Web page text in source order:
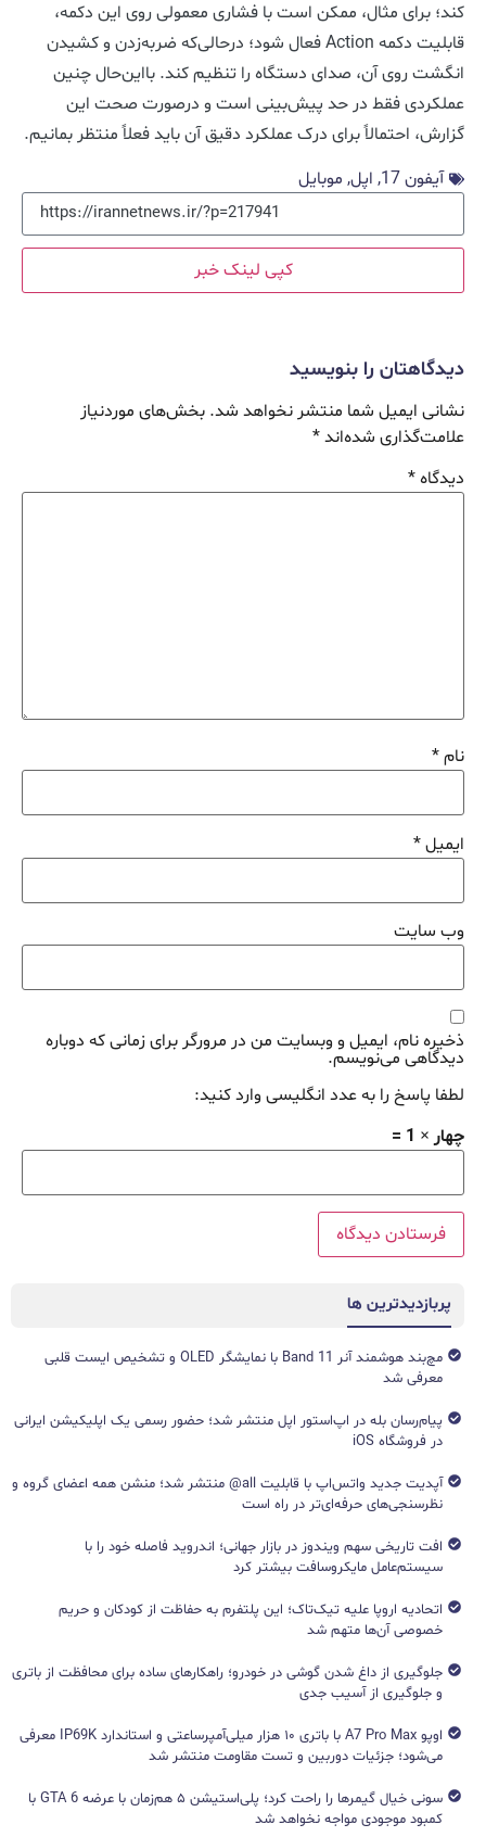
کند؛ برای مثال، ممکن است با فشاری معمولی روی این دکمه،
قابلیت دکمه Action فعال شود؛ درحالی‌که ضربه‌زدن و کشیدن
انگشت روی آن، صدای دستگاه را تنظیم کند. بااین‌حال چنین
عملکردی فقط در حد پیش‌بینی است و درصورت صحت این
گزارش، احتمالاً برای درک عملکرد دقیق آن باید فعلاً منتظر بمانیم.
آیفون 17
, اپل, موبایل
کپی لینک خبر
دیدگاهتان را بنویسید
نشانی ایمیل شما منتشر نخواهد شد. بخش‌های موردنیاز
علامت‌گذاری شده‌اند*
دیدگاه*
نام*
ایمیل*
وب‌ سایت
ذخیره نام، ایمیل و وبسایت من در مرورگر برای زمانی که دوباره
دیدگاهی می‌نویسم.
لطفا پاسخ را به عدد انگلیسی وارد کنید:
چهار × 1 =
پربازدیدترین ها
مچ‌بند هوشمند آنر Band 11 با نمایشگر OLED و تشخیص ایست قلبی
معرفی شد
پیام‌رسان بله در اپ‌استور اپل منتشر شد؛ حضور رسمی یک اپلیکیشن ایرانی
در فروشگاه iOS
آپدیت جدید واتس‌اپ با قابلیت all@ منتشر شد؛ منشن همه اعضای گروه و
نظرسنجی‌های حرفه‌ای‌تر در راه است
افت تاریخی سهم ویندوز در بازار جهانی؛ اندروید فاصله خود را با
سیستم‌عامل مایکروسافت بیشتر کرد
اتحادیه اروپا علیه تیک‌تاک؛ این پلتفرم به حفاظت از کودکان و حریم
خصوصی آن‌ها متهم شد
جلوگیری از داغ شدن گوشی در خودرو؛ راهکارهای ساده برای محافظت از باتری
و جلوگیری از آسیب جدی
اوپو A7 Pro Max با باتری ۱۰ هزار میلی‌آمپرساعتی و استاندارد IP69K معرفی
می‌شود؛ جزئیات دوربین و تست مقاومت منتشر شد
سونی خیال گیمرها را راحت کرد؛ پلی‌استیشن ۵ هم‌زمان با عرضه GTA 6 با
کمبود موجودی مواجه نخواهد شد